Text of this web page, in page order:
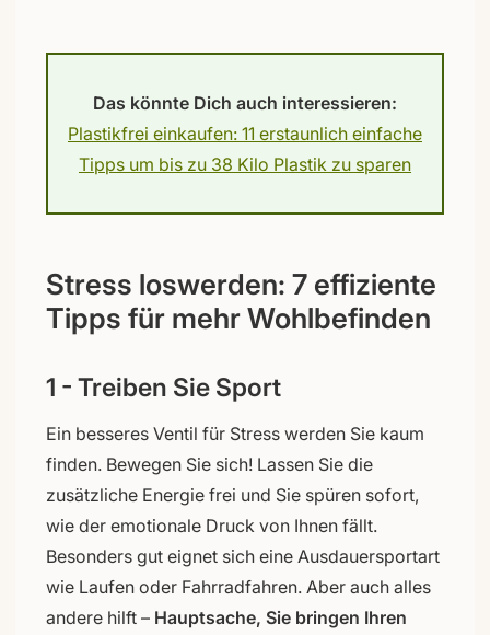
Das könnte Dich auch interessieren:
Plastikfrei einkaufen: 11 erstaunlich einfache
Tipps um bis zu 38 Kilo Plastik zu sparen
Stress loswerden: 7 effiziente
Tipps für mehr Wohlbefinden
1 - Treiben Sie Sport
Ein besseres Ventil für Stress werden Sie kaum
finden. Bewegen Sie sich! Lassen Sie die
zusätzliche Energie frei und Sie spüren sofort,
wie der emotionale Druck von Ihnen fällt.
Besonders gut eignet sich eine Ausdauersportart
wie Laufen oder Fahrradfahren. Aber auch alles
andere hilft – Hauptsache, Sie bringen Ihren